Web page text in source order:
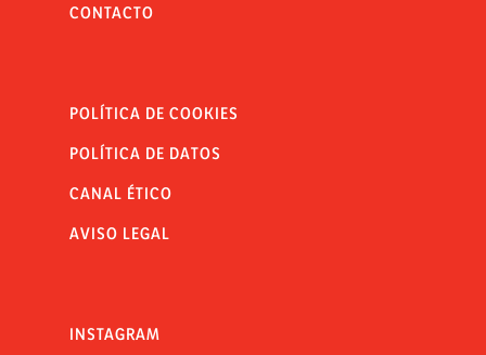
CONTACTO
POLÍTICA DE COOKIES
POLÍTICA DE DATOS
CANAL ÉTICO
AVISO LEGAL
INSTAGRAM